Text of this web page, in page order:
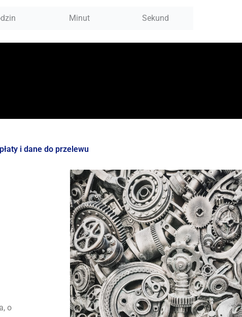
Minut Sekund
i dane do przelewu
o